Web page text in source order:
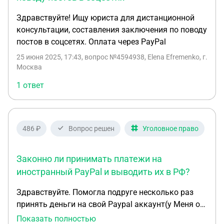
Здравствуйте! Ищу юриста для дистанционной
консультации, составления заключения по поводу
постов в соцсетях. Оплата через PayPal
25 июня 2025, 17:43, вопрос №4594938, Elena Efremenko, г.
Москва
1 ответ
486 ₽ Вопрос решен Уголовное право
Законно ли принимать платежи на
иностранный PayPal и выводить их в РФ?
Здравствуйте. Помогла подруге несколько раз
принять деньги на свой Paypal аккаунт(у Меня он
заграничный). Сам же сервис Paypal ушёл из
Показать полностью